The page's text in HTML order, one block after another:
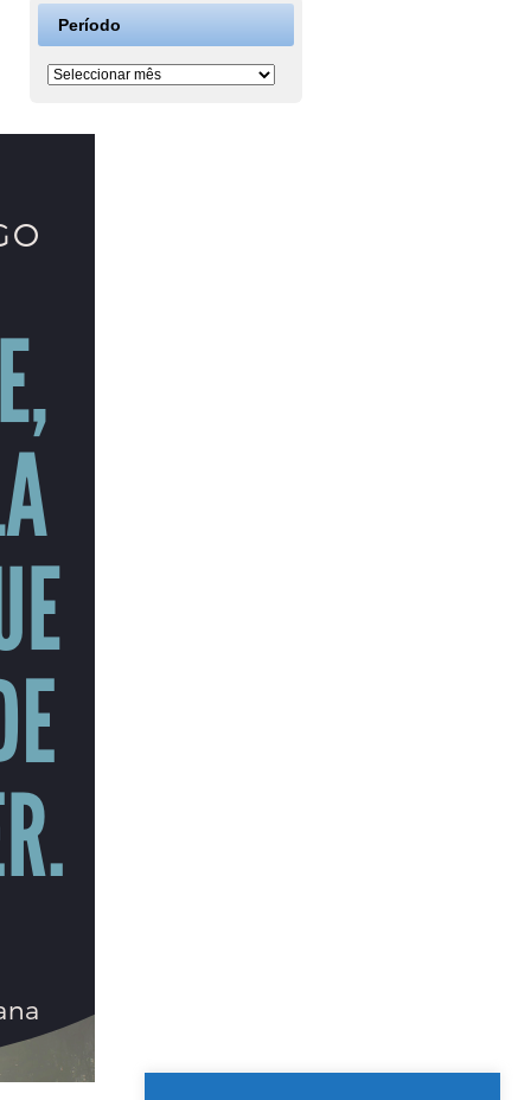
Período
Período